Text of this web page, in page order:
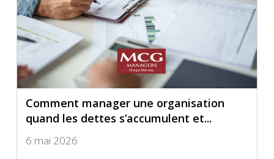
Comment manager une organisation
quand les dettes s’accumulent et...
6 mai 2026